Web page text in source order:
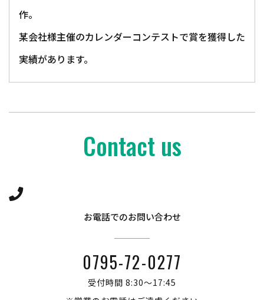
作。
某会社様主催のカレンダーコンテストで賞を獲得した
実績があります。
Contact us
お電話でのお問い合わせ
0795-72-0277
受付時間 8:30～17:45